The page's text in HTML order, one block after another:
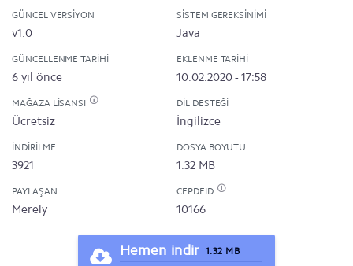
GÜNCEL VERSIYON
v1.0
SISTEM GEREKSINIMI
Java
GÜNCELLENME TARIHI
6 yıl önce
EKLENME TARIHI
10.02.2020 - 17:58
MAĞAZA LISANSI
Ücretsiz
DIL DESTEĞI
İngilizce
İNDIRILME
3921
DOSYA BOYUTU
1.32 MB
PAYLAŞAN
Merely
CEPDEID
10166
Hemen indir 1.32 MB